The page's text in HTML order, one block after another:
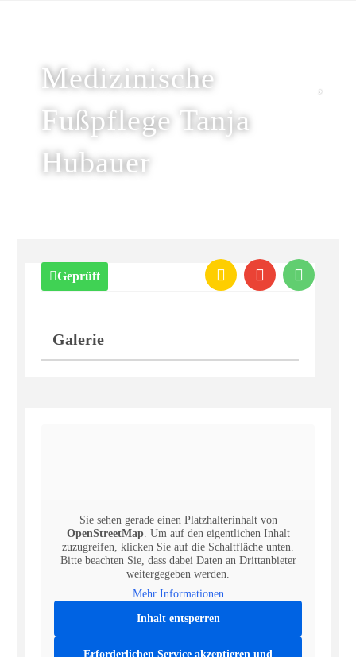
Medizinische
Fußpflege Tanja
Hubauer
Geprüft
Galerie
Sie sehen gerade einen Platzhalterinhalt von
OpenStreetMap. Um auf den eigentlichen Inhalt
zuzugreifen, klicken Sie auf die Schaltfläche unten.
Bitte beachten Sie, dass dabei Daten an Drittanbieter
weitergegeben werden.
Mehr Informationen
Inhalt entsperren
Erforderlichen Service akzeptieren und